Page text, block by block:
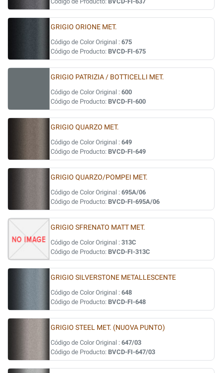
GRIGIO ORIONE MET.
Código de Color Original : 675
Código de Producto: BVCD-FI-675
GRIGIO PATRIZIA / BOTTICELLI MET.
Código de Color Original : 600
Código de Producto: BVCD-FI-600
GRIGIO QUARZO MET.
Código de Color Original : 649
Código de Producto: BVCD-FI-649
GRIGIO QUARZO/POMPEI MET.
Código de Color Original : 695A/06
Código de Producto: BVCD-FI-695A/06
GRIGIO SFRENATO MATT MET.
Código de Color Original : 313C
Código de Producto: BVCD-FI-313C
GRIGIO SILVERSTONE METALLESCENTE
Código de Color Original : 648
Código de Producto: BVCD-FI-648
GRIGIO STEEL MET. (NUOVA PUNTO)
Código de Color Original : 647/03
Código de Producto: BVCD-FI-647/03